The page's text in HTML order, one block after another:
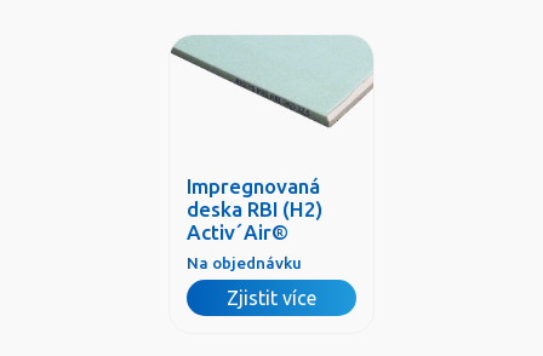
Impregnovaná
deska RBI (H2)
Activ´Air®
Na objednávku
Zjistit více